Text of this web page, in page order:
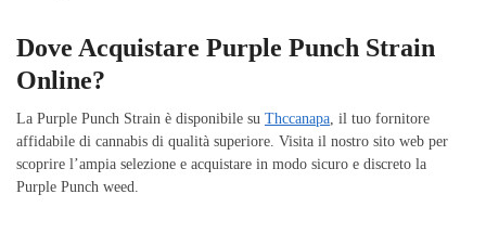
Dove Acquistare Purple Punch Strain
Online?
La Purple Punch Strain è disponibile su Thccanapa, il tuo fornitore
affidabile di cannabis di qualità superiore. Visita il nostro sito web per
scoprire l’ampia selezione e acquistare in modo sicuro e discreto la
Purple Punch weed.